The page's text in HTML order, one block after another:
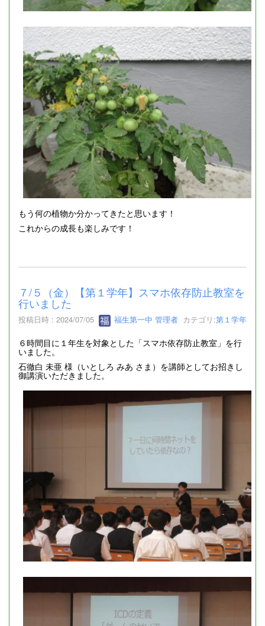
もう何の植物か分かってきたと思います！
これからの成長も楽しみです！
７/５（金）【第１学年】スマホ依存防止教室を
行いました
投稿日時 : 2024/07/05 福生第一中 管理者 カテゴリ:第１学年
６時間目に１年生を対象とした「スマホ依存防止教室」を行
いました。
石徹白 未亜 様（いとしろ みあ さま）を講師としてお招きし
御講演いただきました。